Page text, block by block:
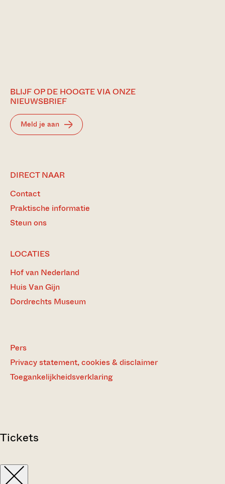
BLIJF OP DE HOOGTE VIA ONZE
NIEUWSBRIEF
Meld je aan
DIRECT NAAR
Contact
Praktische informatie
Steun ons
LOCATIES
Hof van Nederland
Huis Van Gijn
Dordrechts Museum
Pers
Privacy statement, cookies & disclaimer
Toegankelijkheidsverklaring
Tickets